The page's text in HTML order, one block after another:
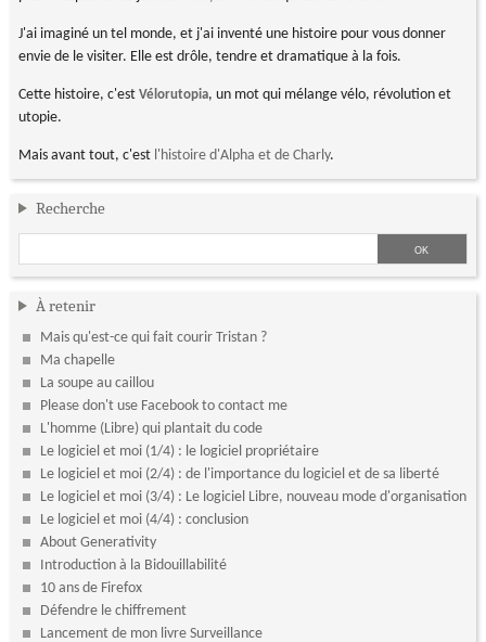
J'ai imaginé un tel monde, et j'ai inventé une histoire pour vous donner
envie de le visiter. Elle est drôle, tendre et dramatique à la fois.
Cette histoire, c'est Vélorutopia, un mot qui mélange vélo, révolution et
utopie.
Mais avant tout, c'est l'histoire d'Alpha et de Charly.
Recherche
À retenir
Mais qu'est-ce qui fait courir Tristan ?
Ma chapelle
La soupe au caillou
Please don't use Facebook to contact me
L'homme (Libre) qui plantait du code
Le logiciel et moi (1/4) : le logiciel propriétaire
Le logiciel et moi (2/4) : de l'importance du logiciel et de sa liberté
Le logiciel et moi (3/4) : Le logiciel Libre, nouveau mode d'organisation
Le logiciel et moi (4/4) : conclusion
About Generativity
Introduction à la Bidouillabilité
10 ans de Firefox
Défendre le chiffrement
Lancement de mon livre Surveillance